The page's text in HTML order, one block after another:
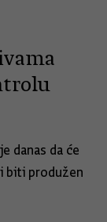
danas da će
biti produžen